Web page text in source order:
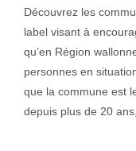
Découvrez les
label visant à
qu’en Région
personnes en
que la commune est
depuis plus de 20